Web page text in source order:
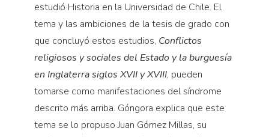
estudió Historia en la Universidad de Chile. El
tema y las ambiciones de la tesis de grado con
que concluyó estos estudios, Conflictos
religiosos y sociales del Estado y la burguesía
en Inglaterrasiglos XVII y XVIII, pueden
tomarse como manifestaciones del síndrome
descrito más arriba. Góngora explica que este
tema se lo propuso Juan Gómez Millas, su